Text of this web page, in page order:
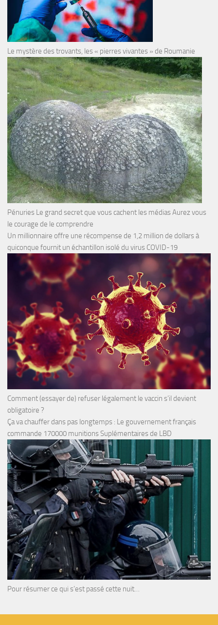
Le mystère des trovants, les « pierres vivantes » de Roumanie
Pénuries Le grand secret que vous cachent les médias Aurez vous
le courage de le comprendre
Un millionnaire offre une récompense de 1,2 million de dollars à
quiconque fournit un échantillon isolé du virus COVID-19
Comment (essayer de) refuser légalement le vaccin s’il devient
obligatoire ?
Ça va chauffer dans pas longtemps : Le gouvernement français
commande 170000 munitions Suplémentaires de LBD
Pour résumer ce qui s’est passé cette nuit…